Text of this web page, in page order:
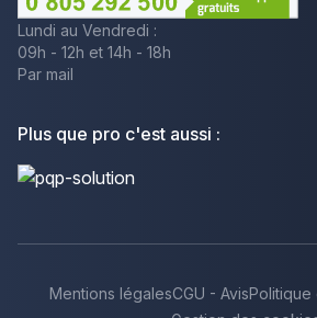
Lundi au Vendredi :
09h - 12h et 14h - 18h
Par mail
Plus que pro c'est aussi :
Mentions légalesCGU - AvisPolitique